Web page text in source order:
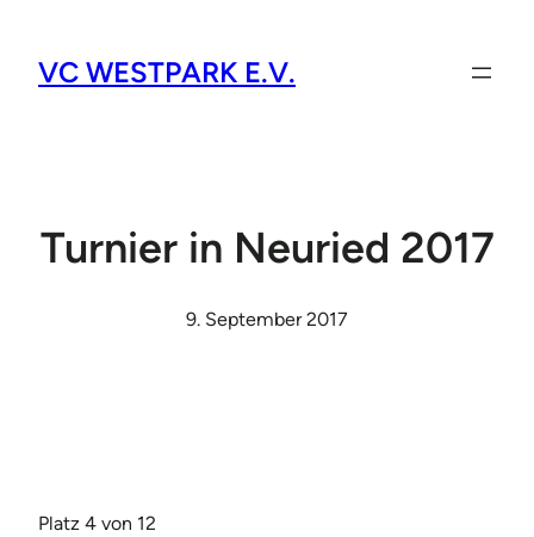
VC WESTPARK E.V.
Turnier in Neuried 2017
9. September 2017
Platz 4 von 12